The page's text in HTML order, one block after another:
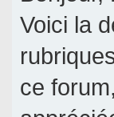
Voici la
ce